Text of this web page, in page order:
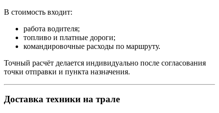
В стоимость входит:
работа водителя;
топливо и платные дороги;
командировочные расходы по маршруту.
Точный расчёт делается индивидуально после согласования
точки отправки и пункта назначения.
Доставка техники на трале